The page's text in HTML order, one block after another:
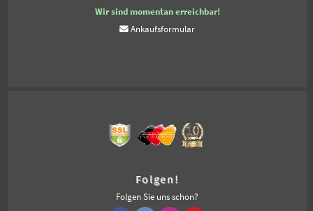
Wir sind momentan erreichbar!
Ankaufsformular
Folgen!
Folgen Sie uns schon?